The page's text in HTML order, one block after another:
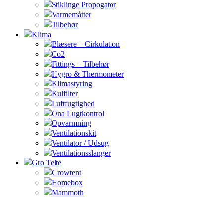
Stiklinge Propogator
Varmemåtter
Tilbehør
Klima
Blæsere – Cirkulation
Co2
Fittings – Tilbehør
Hygro & Thermometer
Klimastyring
Kulfilter
Luftfugtighed
Ona Lugtkontrol
Opvarmning
Ventilationskit
Ventilator / Udsug
Ventilationsslanger
Gro Telte
Growtent
Homebox
Mammoth